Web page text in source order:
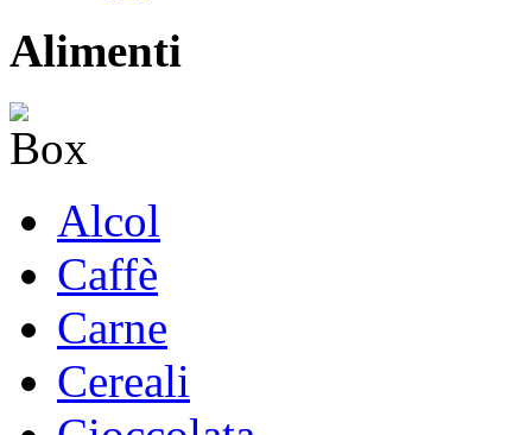
Alimenti
Alcol
Caffè
Carne
Cereali